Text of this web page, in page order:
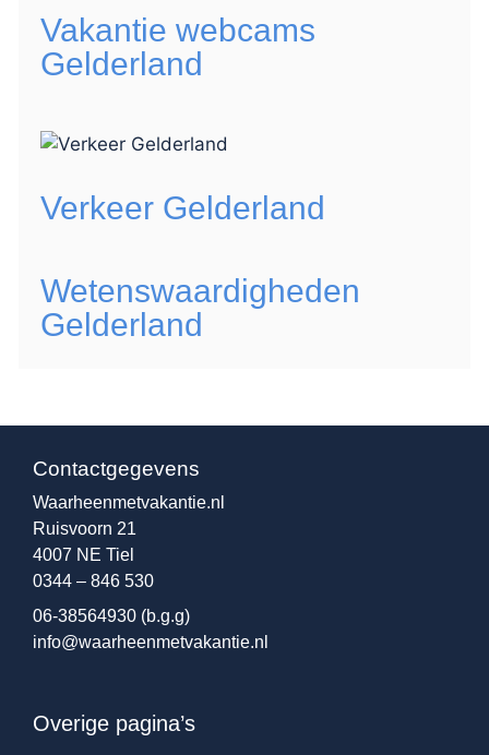
Vakantie webcams
Gelderland
Verkeer Gelderland
Wetenswaardigheden
Gelderland
Contactgegevens
Waarheenmetvakantie.nl
Ruisvoorn 21
4007 NE Tiel
0344 – 846 530
06-38564930 (b.g.g)
info@waarheenmetvakantie.nl
Overige pagina’s